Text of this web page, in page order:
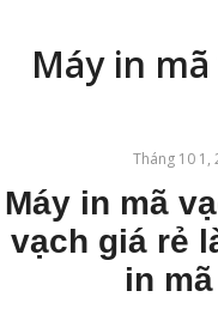
Máy in
Tháng 10 1,
Máy in mã
vạch giá rẻ
in